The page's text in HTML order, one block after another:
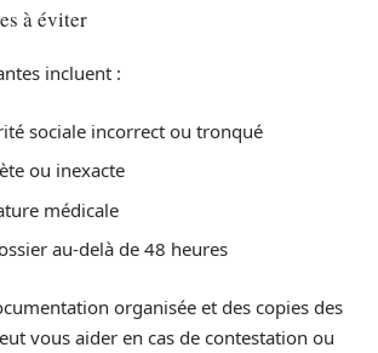
à éviter
incluent :
sociale incorrect ou tronqué
ou inexacte
médicale
au-delà de 48 heures
organisée et des copies des
vous aider en cas de contestation ou